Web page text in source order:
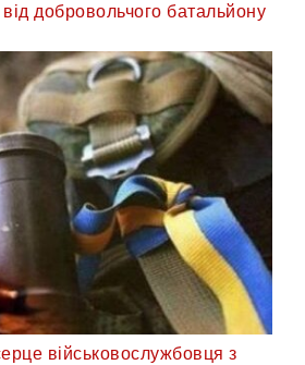
від добровольчого батальйону
військовослужбовця з